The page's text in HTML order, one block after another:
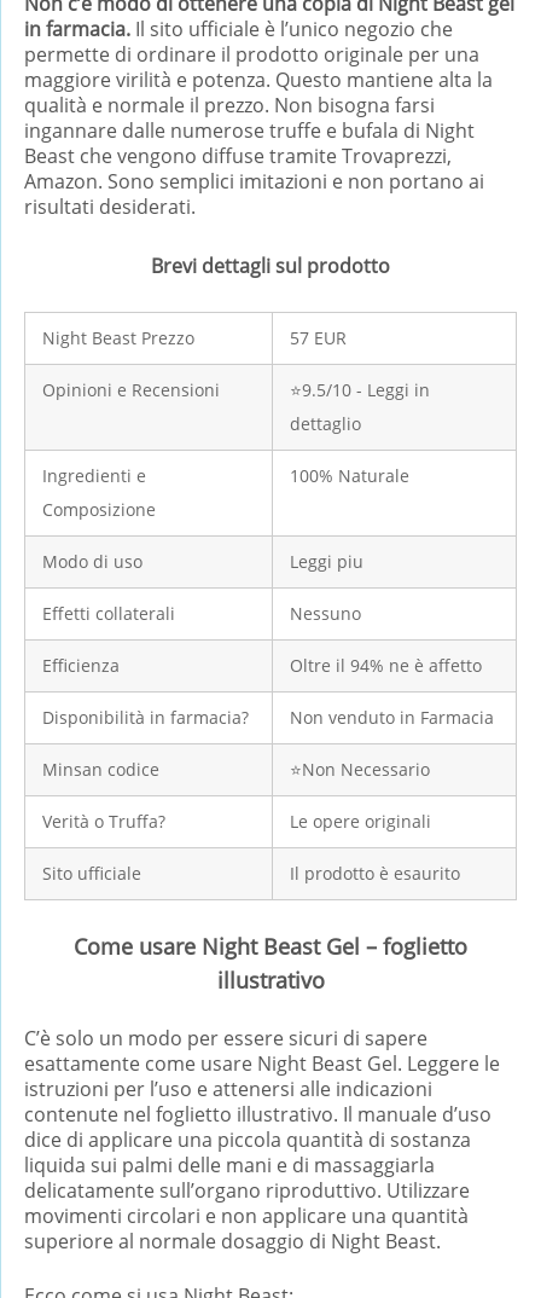
in farmacia. Il sito ufficiale è l’unico negozio che
permette di ordinare il prodotto originale per una
maggiore virilità e potenza. Questo mantiene alta la
qualità e normale il prezzo. Non bisogna farsi
ingannare dalle numerose truffe e bufala di Night
Beast che vengono diffuse tramite Trovaprezzi,
Amazon. Sono semplici imitazioni e non portano ai
risultati desiderati.
Brevi dettagli sul prodotto
Night Beast Prezzo 57 EUR
Opinioni e Recensioni
⭐9.5/10 - Leggi in
dettaglio
Ingredienti e
Composizione
100% Naturale
Modo di uso Leggi piu
Effetti collaterali Nessuno
Efficienza Oltre il 94% ne è affetto
Disponibilità in farmacia? Non venduto in Farmacia
Minsan codice ⭐Non Necessario
Verità o Truffa? Le opere originali
Sito ufficiale Il prodotto è esaurito
Come usare Night Beast Gel – foglietto
illustrativo
C’è solo un modo per essere sicuri di sapere
esattamente come usare Night Beast Gel. Leggere le
istruzioni per l’uso e attenersi alle indicazioni
contenute nel foglietto illustrativo. Il manuale d’uso
dice di applicare una piccola quantità di sostanza
liquida sui palmi delle mani e di massaggiarla
delicatamente sull’organo riproduttivo. Utilizzare
movimenti circolari e non applicare una quantità
superiore al normale dosaggio di Night Beast.